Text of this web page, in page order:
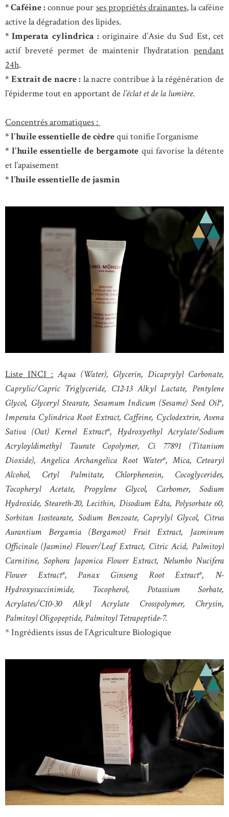
* Caféine : connue pour ses propriétés drainantes, la caféine
active la dégradation des lipides.
* Imperata cylindrica : originaire d’Asie du Sud Est, cet
actif breveté permet de maintenir l’hydratation pendant
24h.
* Extrait de nacre : la nacre contribue à la régénération de
l’épiderme tout en apportant de l’éclat et de la lumière.
Concentrés aromatiques :
* l'huile essentielle de cèdrequi tonifie l’organisme
* l'huile essentielle de bergamote qui favorise la détente
et l’apaisement
* l’huile essentielle de jasmin
Liste INCI : Aqua (Water), Glycerin, Dicaprylyl Carbonate,
Caprylic/Capric Triglyceride, C12-13 Alkyl Lactate, Pentylene
Glycol, Glyceryl Stearate, Sesamum Indicum (Sesame) Seed Oil*,
Imperata Cylindrica Root Extract, Caffeine, Cyclodextrin, Avena
Sativa (Oat) Kernel Extract*, Hydroxyethyl Acrylate/Sodium
Acryloyldimethyl Taurate Copolymer, Ci 77891 (Titanium
Dioxide), Angelica Archangelica Root Water*, Mica, Cetearyl
Alcohol, Cetyl Palmitate, Chlorphenesin, Cocoglycerides,
Tocopheryl Acetate, Propylene Glycol, Carbomer, Sodium
Hydroxide, Steareth-20, Lecithin, Disodium Edta, Polysorbate 60,
Sorbitan Isostearate, Sodium Benzoate, Caprylyl Glycol, Citrus
Aurantium Bergamia (Bergamot) Fruit Extract, Jasminum
Officinale (Jasmine) Flower/Leaf Extract, Citric Acid, Palmitoyl
Carnitine, Sophora Japonica Flower Extract, Nelumbo Nucifera
Flower Extract*, Panax Ginseng Root Extract*, N-
Hydroxysuccinimide, Tocopherol, Potassium Sorbate,
Acrylates/C10-30 Alkyl Acrylate Crosspolymer, Chrysin,
Palmitoyl Oligopeptide, Palmitoyl Tetrapeptide-7.
* Ingrédients issus de l´Agriculture Biologique